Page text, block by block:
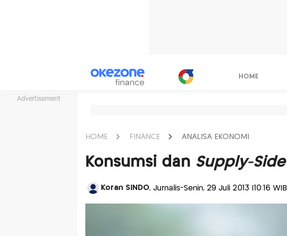
Advertisement
HOME
HOME FINANCE ANALISA EKONOMI
Konsumsi dan Supply-Side
Koran SINDO, Jurnalis-Senin, 29 Juli 2013 |10:16 WIB